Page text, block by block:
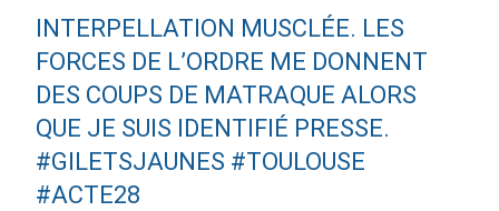
INTERPELLATION MUSCLÉE. LES
FORCES DE L’ORDRE ME DONNENT
DES COUPS DE MATRAQUE ALORS
QUE JE SUIS IDENTIFIÉ PRESSE.
#GILETSJAUNES #TOULOUSE
#ACTE28